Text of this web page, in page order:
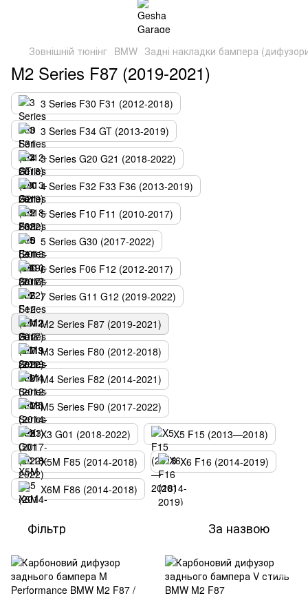
Зовнішній тюнінг BMW Задні накладки бампера
M2 Series F87 (2019-2021)
3 Series F30 F31 (2012-2018)
3 Series F34 GT (2013-2019)
3 Series G20 G21 (2018-2022)
4 Series F32 F33 F36 (2013-2019)
5 Series F10 F11 (2010-2017)
5 Series G30 (2017-2022)
6 Series F06 F12 (2012-2017)
7 Series G11 G12 (2019-2022)
M2 Series F87 (2019-2021)
M3 Series F80 (2012-2018)
M4 Series F82 (2014-2021)
M5 Series F90 (2017-2022)
X3 G01 (2018-2022)
X5 F15 (2013—2018)
X5M F85 (2014-2018)
X6 F16 (2014-2019)
X6M F86 (2014-2018)
Фільтр За назвою